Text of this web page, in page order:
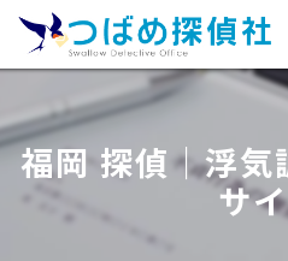
福岡 探偵｜浮
サ